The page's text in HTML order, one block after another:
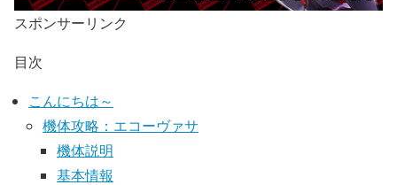
スポンサーリンク
目次
こんにちは～
機体攻略：エコーヴァサ
機体説明
基本情報